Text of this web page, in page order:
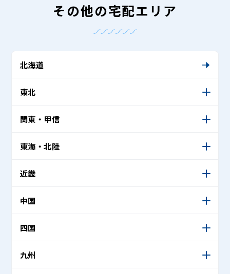
その他の宅配エリア
北海道
東北
関東・甲信
東海・北陸
近畿
中国
四国
九州